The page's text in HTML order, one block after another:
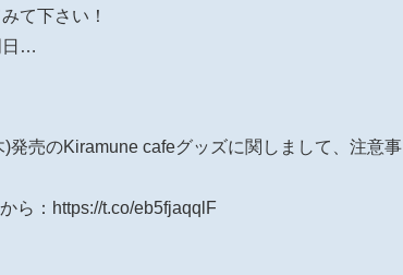
て下さい！
日…
)発売のKiramune cafeグッズに関しまして、注意事
ら：https://t.co/eb5fjaqqlF